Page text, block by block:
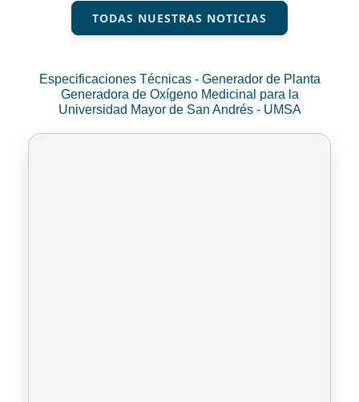
TODAS NUESTRAS NOTICIAS
Especificaciones Técnicas - Generador de Planta
Generadora de Oxígeno Medicinal para la
Universidad Mayor de San Andrés - UMSA